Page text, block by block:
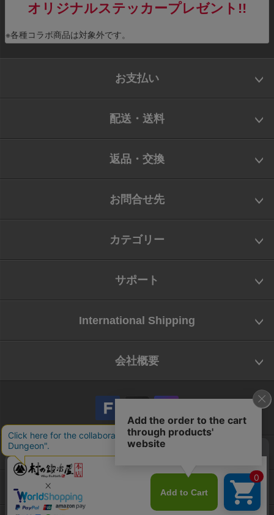
オリジナルステッカープレゼント!!
※各種コラボ商品は対象外です。
お支払い
配送・送料
返品・交換
お問合せ先
カテゴリー
サポート
International Shipping
会社概要
会社概要
お問い合わせ